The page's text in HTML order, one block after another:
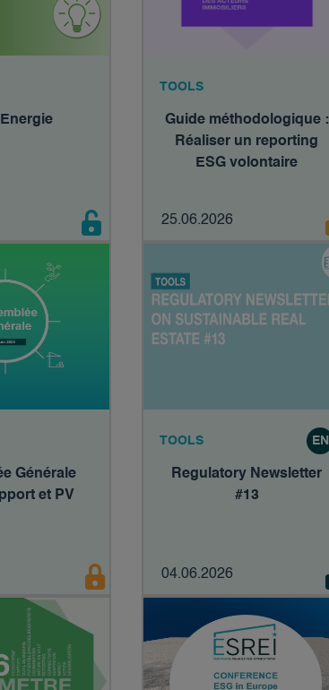
TOOLS
Guide méthodologique :
Réaliser un reporting
ESG volontaire
25.06.2026
Générale
et PV
TOOLS EN
Regulatory Newsletter
#13
04.06.2026